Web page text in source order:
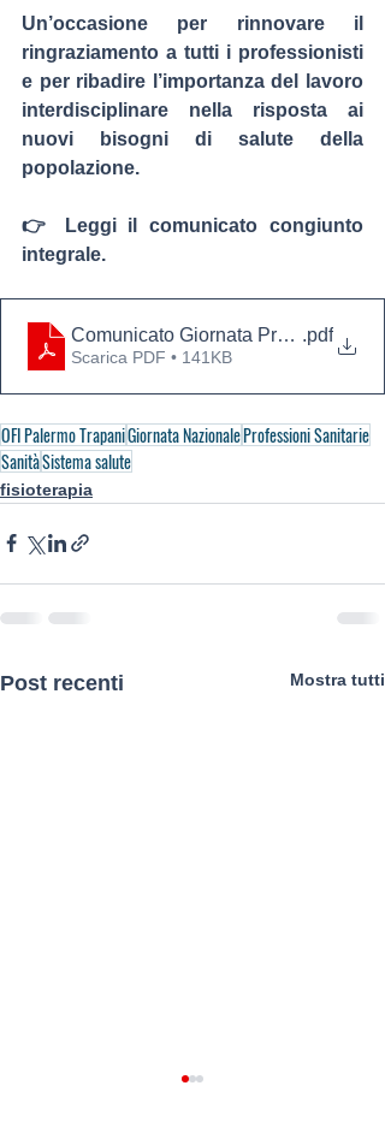
Un’occasione per rinnovare il
ringraziamento a tutti i professionisti
e per ribadire l’importanza del lavoro
interdisciplinare nella risposta ai
nuovi bisogni di salute della
popolazione.
👉 Leggi il comunicato congiunto
integrale.
Comunicato Giornata Professionisti
.pdf
Scarica PDF • 141KB
OFI Palermo TrapaniGiornata NazionaleProfessioni Sanitarie
SanitàSistema salute
fisioterapia
Post recenti Mostra tutti